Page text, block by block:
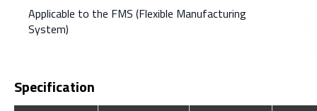
Applicable to the FMS (Flexible Manufacturing
System)
Specification